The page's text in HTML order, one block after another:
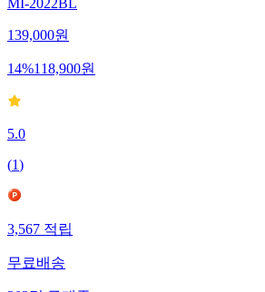
MI-2022BL
139,000원
14%118,900원
5.0
(1)
3,567적립
무료배송